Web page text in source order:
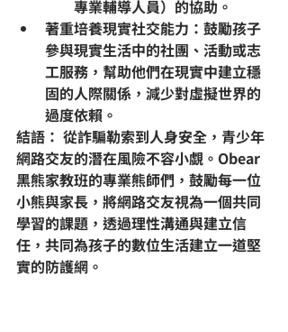
專業輔導人員）的協助。
著重培養現實社交能力 ：鼓勵孩子
參與現實生活中的社團、活動或志
工服務，幫助他們在現實中建立穩
固的人際關係，減少對虛擬世界的
過度依賴。
結語： 從詐騙勒索到人身安全，青少年
網路交友的潛在風險不容小覷。Obear
黑熊家教班的專業熊師們，鼓勵每一位
小熊與家長，將網路交友視為一個共同
學習的課題，透過理性溝通與建立信
任，共同為孩子的數位生活建立一道堅
實的防護網。